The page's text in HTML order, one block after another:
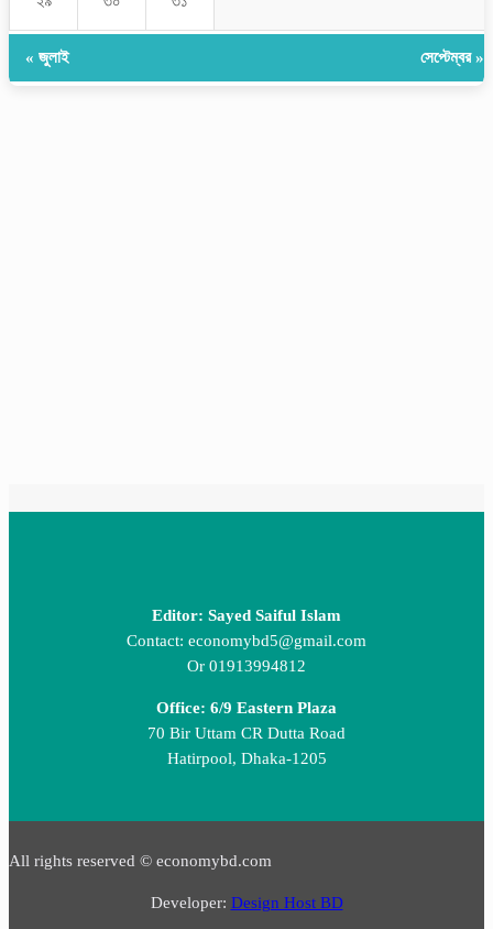
« জুলাই সেপ্টেম্বর »
Editor: Sayed Saiful Islam
Contact: economybd5@gmail.com
Or 01913994812
Office: 6/9 Eastern Plaza
70 Bir Uttam CR Dutta Road
Hatirpool, Dhaka-1205
All rights reserved © economybd.com
Developer: Design Host BD